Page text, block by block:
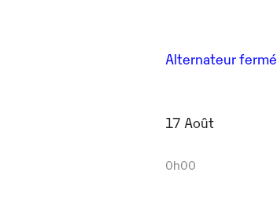
Alternateur fermé
17 Août
0h00